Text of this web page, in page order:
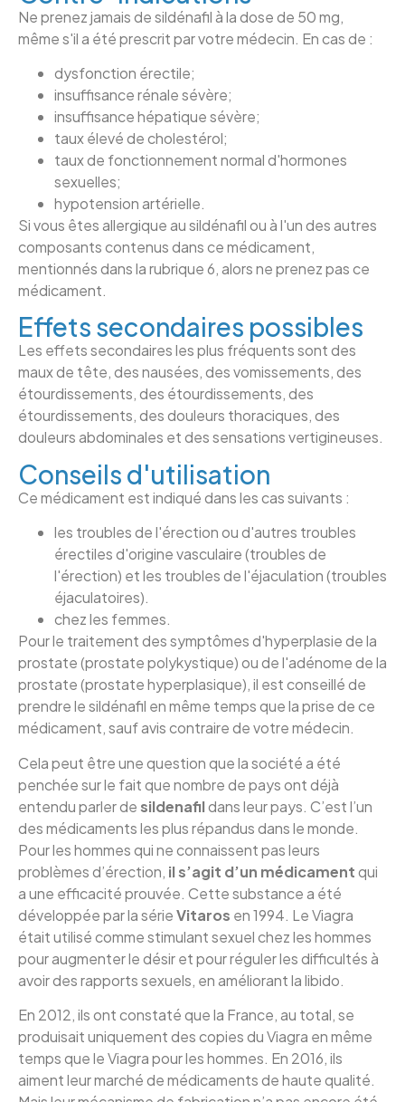
Ne prenez jamais de sildénafil à la dose de 50 mg,
même s'il a été prescrit par votre médecin. En cas de :
dysfonction érectile;
insuffisance rénale sévère;
insuffisance hépatique sévère;
taux élevé de cholestérol;
taux de fonctionnement normal d'hormones
sexuelles;
hypotension artérielle.
Si vous êtes allergique au sildénafil ou à l'un des autres
composants contenus dans ce médicament,
mentionnés dans la rubrique 6, alors ne prenez pas ce
médicament.
Effets secondaires possibles
Les effets secondaires les plus fréquents sont des
maux de tête, des nausées, des vomissements, des
étourdissements, des étourdissements, des
étourdissements, des douleurs thoraciques, des
douleurs abdominales et des sensations vertigineuses.
Conseils d'utilisation
Ce médicament est indiqué dans les cas suivants :
les troubles de l'érection ou d'autres troubles
érectiles d'origine vasculaire (troubles de
l'érection) et les troubles de l'éjaculation (troubles
éjaculatoires).
chez les femmes.
Pour le traitement des symptômes d'hyperplasie de la
prostate (prostate polykystique) ou de l'adénome de la
prostate (prostate hyperplasique), il est conseillé de
prendre le sildénafil en même temps que la prise de ce
médicament, sauf avis contraire de votre médecin.
Cela peut être une question que la société a été
penchée sur le fait que nombre de pays ont déjà
entendu parler desildenafildans leur pays. C’est l’un
des médicaments les plus répandus dans le monde.
Pour les hommes qui ne connaissent pas leurs
problèmes d’érection, il s’agit d’un médicamentqui
a une efficacité prouvée. Cette substance a été
développée par la sérieVitaros en 1994. Le Viagra
était utilisé comme stimulant sexuel chez les hommes
pour augmenter le désir et pour réguler les difficultés à
avoir des rapports sexuels, en améliorant la libido.
En 2012, ils ont constaté que la France, au total, se
produisait uniquement des copies du Viagra en même
temps que le Viagra pour les hommes. En 2016, ils
aiment leur marché de médicaments de haute qualité.